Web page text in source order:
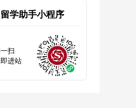
留学助手小程序
扫
进站